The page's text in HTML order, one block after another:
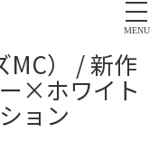
MENU
MC） / 新作
×ホワイト
ョン